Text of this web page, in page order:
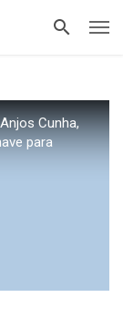
Cunha,
para